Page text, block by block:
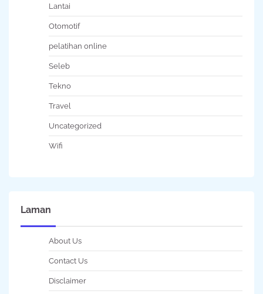
Lantai
Otomotif
pelatihan online
Seleb
Tekno
Travel
Uncategorized
Wifi
Laman
About Us
Contact Us
Disclaimer